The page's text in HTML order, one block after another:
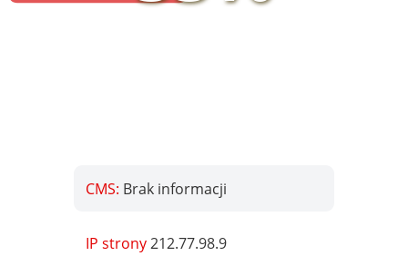
CMS: Brak informacji
IP strony212.77.98.9